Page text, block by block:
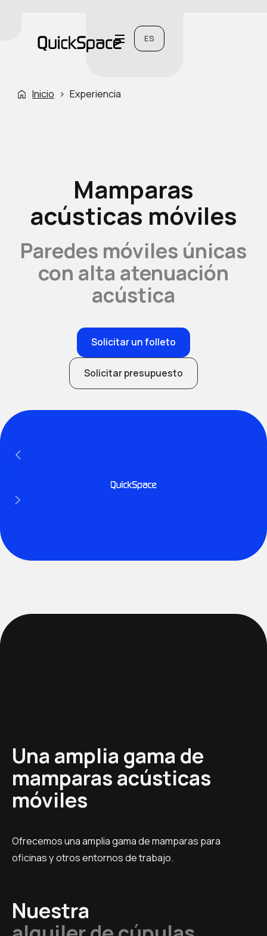
ES
Inicio › Experiencia
Mamparas
acústicas móviles
Paredes móviles únicas
con alta atenuación
acústica
Solicitar un folleto
Solicitar presupuesto
Una amplia gama de
mamparas acústicas
móviles
Ofrecemos una amplia gama de mamparas para
oficinas y otros entornos de trabajo.
Nuestra